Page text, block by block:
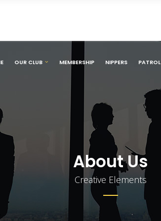
OUR CLUB MEMBERSHIP NIPPERS PATROL
About Us
Creative Elements